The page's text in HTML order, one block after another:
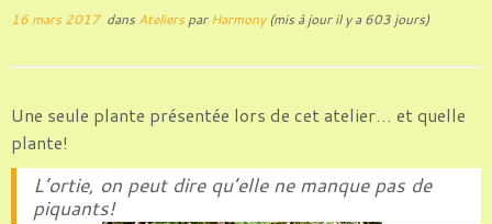
16 mars 2017dans Ateliers parHarmony(mis à jour il y a 603 jours)
Une seule plante présentée lors de cet atelier… et quelle
plante!
L’ortie, on peut dire qu’elle ne manque pas de
piquants!